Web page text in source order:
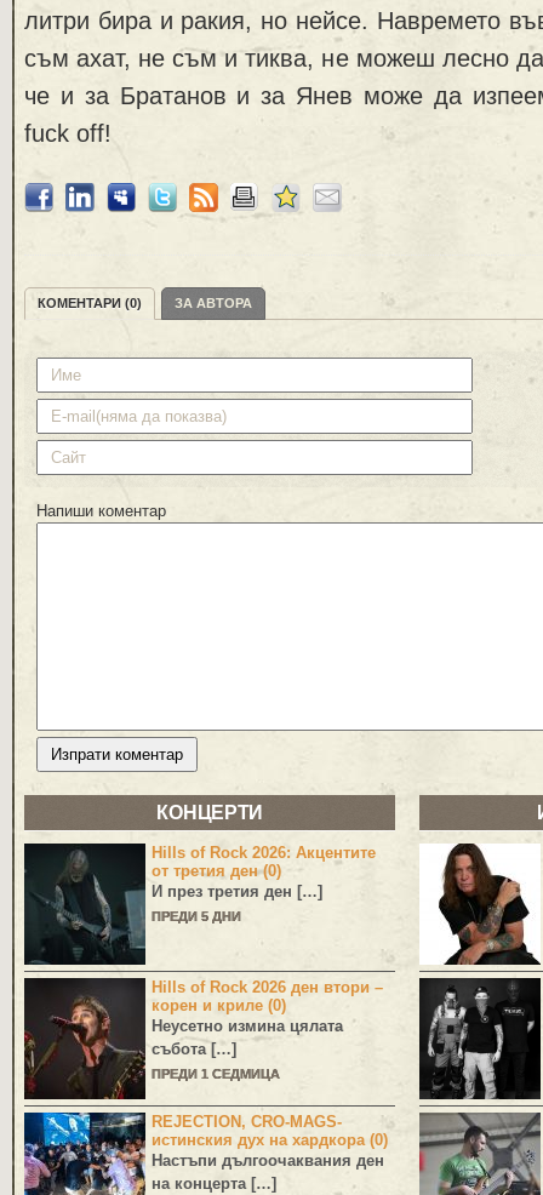
литри бира и ракия, но нейсе. Навремето
съм ахат, не съм и тиква, не можеш лесно
че и за Братанов и за Янев може да
fuck off!
КОМЕНТАРИ (0) ЗА АВТОРА
Напиши коментар
КОНЦЕРТИ
Hills of Rock 2026: Акцентите
от третия ден (0)
И през третия ден […]
ПРЕДИ 5 ДНИ
Hills of Rock 2026 ден втори –
корен и криле (0)
Неусетно измина цялата
събота […]
ПРЕДИ 1 СЕДМИЦА
REJECTION, CRO-MAGS-
истинския дух на хардкора (0)
Настъпи дългоочаквания ден
на концерта […]